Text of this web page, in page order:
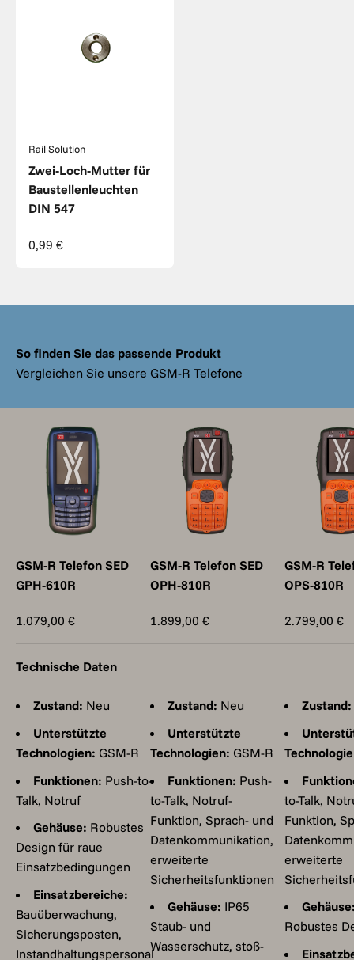
Rail Solution
Zwei-Loch-Mutter für
Baustellenleuchten
DIN 547
Angebot
0,99 €
So finden Sie das passende Produkt
Vergleichen Sie unsere GSM-R Telefone
GSM-R Telefon SED
GPH-610R
Angebot
1.079,00 €
GSM-R Telefon SED
OPH-810R
Angebot
1.899,00 €
GSM-R
OPS-810R
Angebot
2.799,00 €
Technische Daten
Zustand: Neu
Unterstützte
Technologien: GSM-R
Funktionen: Push-to-
Talk, Notruf
Gehäuse: Robustes
Design für raue
Einsatzbedingungen
Einsatzbereiche:
Bauüberwachung,
Sicherungsposten,
Instandhaltungspersonal
Zustand: Neu
Unterstützte
Technologien: GSM-R
Funktionen: Push-
to-Talk, Notruf-
Funktion, Sprach- und
Datenkommunikation,
erweiterte
Sicherheitsfunktionen
Gehäuse: IP65
Staub- und
Wasserschutz, stoß-
Zustand:
to-Talk,
Funktion,
erweiterte
Robustes